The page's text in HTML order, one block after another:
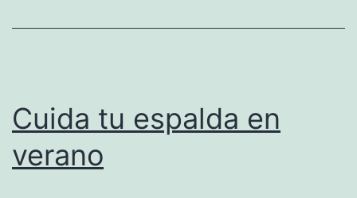
Cuida tu espalda en
verano